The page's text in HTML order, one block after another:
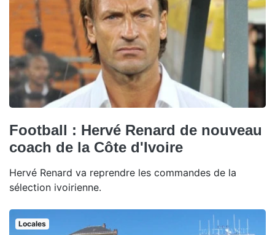
Football : Hervé Renard de nouveau
coach de la Côte d'Ivoire
Hervé Renard va reprendre les commandes de la
sélection ivoirienne.
Locales